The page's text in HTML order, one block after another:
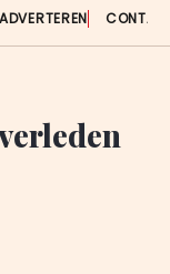
ADVERTEREN